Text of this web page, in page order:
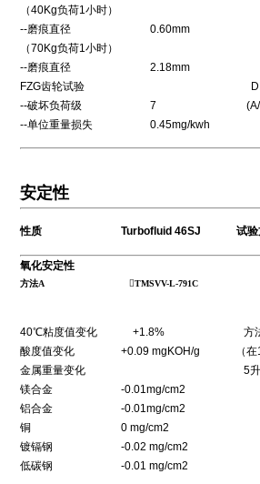
（40Kg负荷1小时）
--磨痕直径 0.60mm
（70Kg负荷1小时）
--磨痕直径 2.18mm
FZG齿轮试验 DIN
--破坏负荷级 7 (A/
--单位重量损失 0.45mg/kwh
安定性
性质 Turbofluid 46SJ 试验
氧化安定性
方法A TMSVV-L-791C
40℃粘度值变化 +1.8% 方法
酸度值变化 +0.09 mgKOH/g （在
金属重量变化 5升空气/
镁合金 -0.01mg/cm2
铝合金 -0.01mg/cm2
铜 0 mg/cm2
镀镉钢 -0.02 mg/cm2
低碳钢 -0.01 mg/cm2